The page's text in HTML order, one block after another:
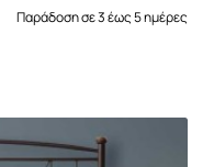
Παράδοση σε 3 έως 5 ημέρες